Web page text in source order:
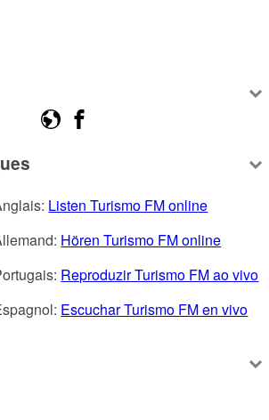
Listen Turismo FM online
Hören Turismo FM online
Reproduzir Turismo FM ao vivo
Escuchar Turismo FM en vivo